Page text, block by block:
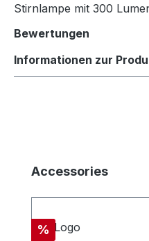
Stirnlampe mit 300
Bewertungen
Informationen zur
Produktgalerie
Accessories
Rabatt
%